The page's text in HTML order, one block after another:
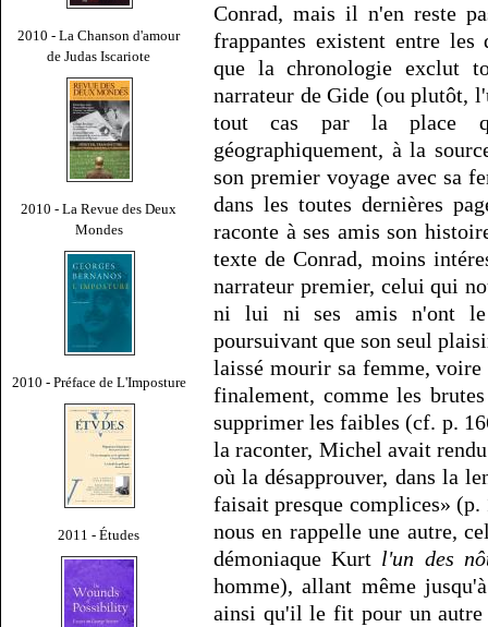
2010 - La Chanson d'amour
de Judas Iscariote
2010 - La Revue des Deux
Mondes
2010 - Préface de L'Imposture
2011 - Études
Conrad, mais il n'en reste
frappantes existent entre les
que la chronologie exclut
narrateur de Gide (ou plutôt,
tout cas par la place
géographiquement, à la
son premier voyage avec sa
dans les toutes dernières
raconte à ses amis son
texte de Conrad, moins
narrateur premier, celui qui
ni lui ni ses amis n'ont le
poursuivant que son seul
laissé mourir sa femme,
finalement, comme les
supprimer les faibles (cf. p.
la raconter, Michel avait
où la désapprouver, dans la
faisait presque complices» (p.
nous en rappelle une autre,
démoniaque Kurt l'un des
homme), allant même
ainsi qu'il le fit pour un